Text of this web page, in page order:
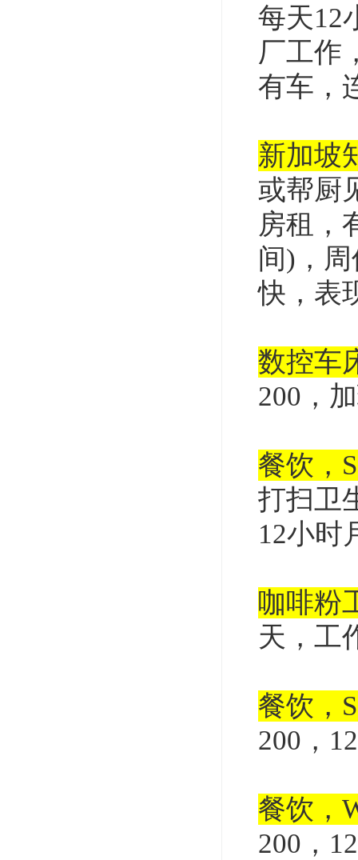
每天12
厂工作
有车，
新加坡
或帮厨
房租，
间)，
快，表
数控车
200，
餐饮，
打扫卫
12小时
咖啡粉
天，工
餐饮，
200，
餐饮，
200，